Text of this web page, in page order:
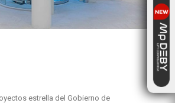
estrella del Gobierno de